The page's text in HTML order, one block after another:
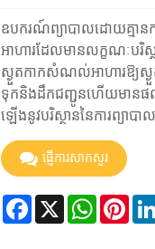
ឧបករណ៍ព្យាបាលដោយគ្មានក
អាហារដែលមានលក្ខណៈបរិ
ស្ងួតកាកសំណល់អាហារឱ្យស្ងួ
ទុកនិងដឹកជញ្ជូនហើយមានផលប៉
ឡើងនូវបរិស្ថាននៃការព្យាបា
ផ្ញើការសាកសួរ
Facebook
X